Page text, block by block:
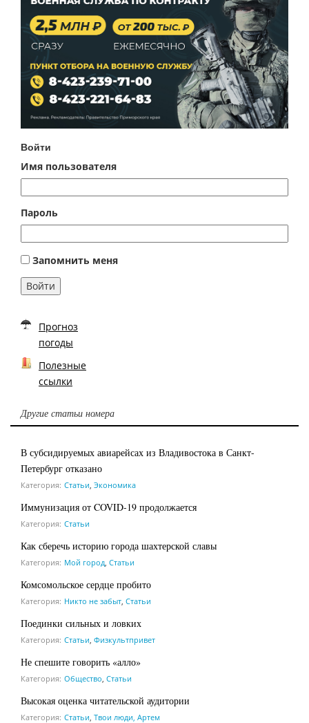
Войти
Имя пользователя
Пароль
Запомнить меня
Войти
Прогноз
погоды
Полезные
ссылки
Другие статьи номера
В субсидируемых авиарейсах из Владивостока в Санкт-
Петербург отказано
Категория: Статьи Экономика
Иммунизация от COVID-19 продолжается
Категория: Статьи
Как сберечь историю города шахтерской славы
Категория: Мой город Статьи
Комсомольское сердце пробито
Категория: Никто не забыт Статьи
Поединки сильных и ловких
Категория: Статьи Физкультпривет
Не спешите говорить «алло»
Категория: Общество Статьи
Высокая оценка читательской аудитории
Категория: Статьи Твои люди, Артем